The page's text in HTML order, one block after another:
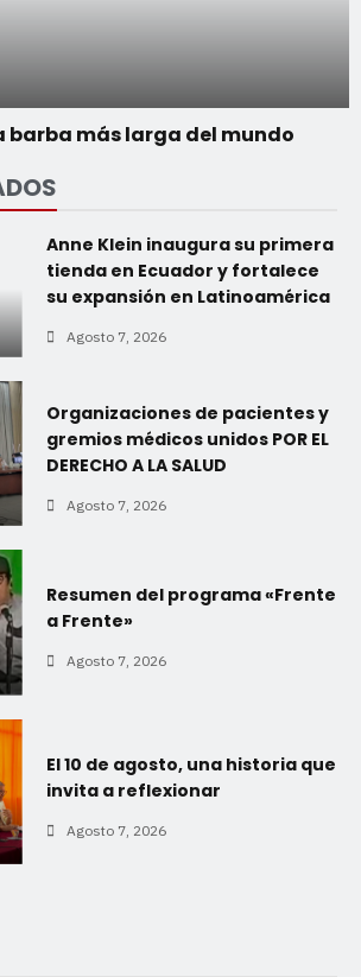
barba más larga del mundo
Anne Klein inaugura su primera
tienda en Ecuador y fortalece
su expansión en Latinoamérica
Agosto 7, 2026
Organizaciones de pacientes y
gremios médicos unidos POR EL
DERECHO A LA SALUD
Agosto 7, 2026
Resumen del programa «Frente
a Frente»
Agosto 7, 2026
El 10 de agosto, una historia que
invita a reflexionar
Agosto 7, 2026